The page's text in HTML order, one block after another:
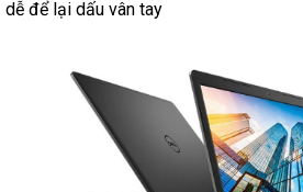
dễ để lại dấu vân tay